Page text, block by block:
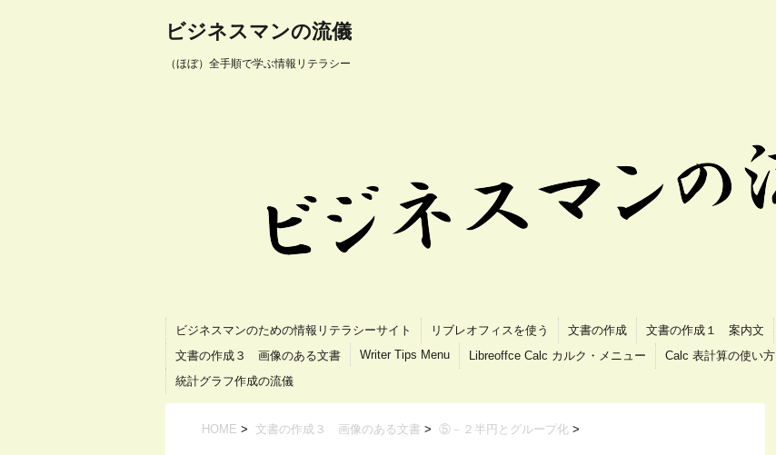
ビジネスマンの流儀
（ほぼ）全手順で学ぶ情報リテラシー
ビジネスマンのための情報リテラシーサイト リブレオフィスを使う 文書の作成 文書の作成１ 案内文
文書の作成３ 画像のある文書
Writer Tips Menu Libreoffce Calc カルク・メニュー Calc 表計算の使い方
統計グラフ作成の流儀
HOME > 文書の作成３ 画像のある文書 > ⑤－２半円とグループ化 >